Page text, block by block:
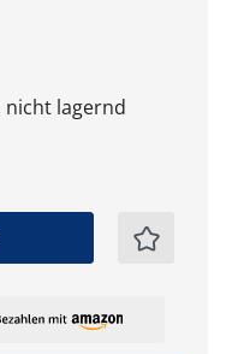
nicht lagernd